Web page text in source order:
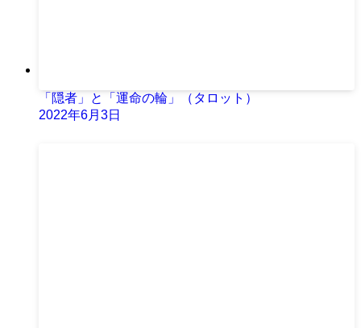
「隠者」と「運命の輪」（タロット）
2022年6月3日